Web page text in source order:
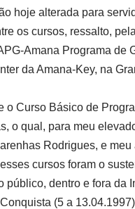
hoje alterada para
os cursos, ressalto,
Amana Programa de
da Amana-Key, na
o Curso Básico de
o qual, para meu
Rodrigues, e meu
cursos foram o
público, dentro e fora da
(5 a